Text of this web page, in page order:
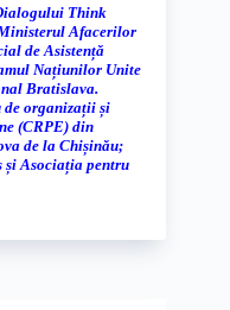
Think
Afacerilor
de Asistență
Națiunilor Unite
Bratislava.
de organizații și
(CRPE) din
de la Chișinău;
Asociația pentru